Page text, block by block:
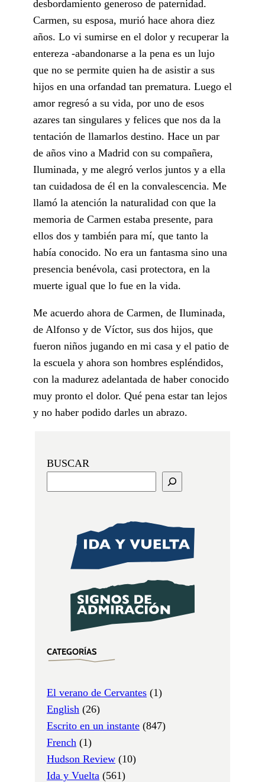
desbordamiento generoso de paternidad.
Carmen, su esposa, murió hace ahora diez
años. Lo vi sumirse en el dolor y recuperar la
entereza -abandonarse a la pena es un lujo
que no se permite quien ha de asistir a sus
hijos en una orfandad tan prematura. Luego el
amor regresó a su vida, por uno de esos
azares tan singulares y felices que nos da la
tentación de llamarlos destino. Hace un par
de años vino a Madrid con su compañera,
Iluminada, y me alegró verlos juntos y a ella
tan cuidadosa de él en la convalescencia. Me
llamó la atención la naturalidad con que la
memoria de Carmen estaba presente, para
ellos dos y también para mí, que tanto la
había conocido. No era un fantasma sino una
presencia benévola, casi protectora, en la
muerte igual que lo fue en la vida.
Me acuerdo ahora de Carmen, de Iluminada,
de Alfonso y de Víctor, sus dos hijos, que
fueron niños jugando en mi casa y el patio de
la escuela y ahora son hombres espléndidos,
con la madurez adelantada de haber conocido
muy pronto el dolor. Qué pena estar tan lejos
y no haber podido darles un abrazo.
BUSCAR
CATEGORÍAS
El verano de Cervantes (1)
English (26)
Escrito en un instante (847)
French (1)
Hudson Review (10)
Ida y Vuelta (561)